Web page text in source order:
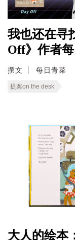
我也还在
Off》作者
撰文 每日青菜
提案on the desk
大人的绘本